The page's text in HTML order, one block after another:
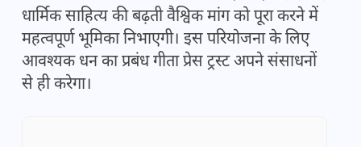
धार्मिक साहित्य की बढ़ती वैश्विक मांग को पूरा करने में
महत्वपूर्ण भूमिका निभाएगी। इस परियोजना के लिए
आवश्यक धन का प्रबंध गीता प्रेस ट्रस्ट अपने संसाधनों
से ही करेगा।